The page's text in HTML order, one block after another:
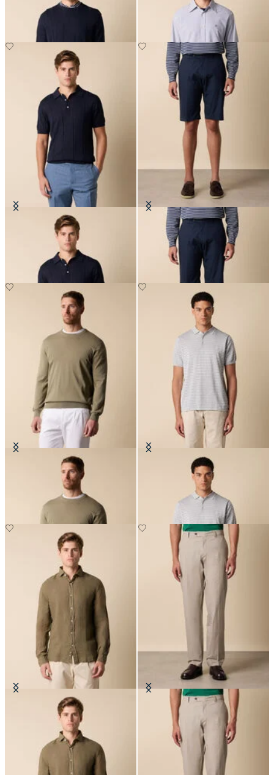
Polo in Maglia di Cotone-Lino
Bermuda in Cotone Popeline
Maglia Girocollo in Cotone Makò
Polo in Maglia di Cotone a Righe
Camicia Slim Fit in Lino con Collo
CHF 108.50
Chino Elasticizzato in Popeline
CHF 92.50